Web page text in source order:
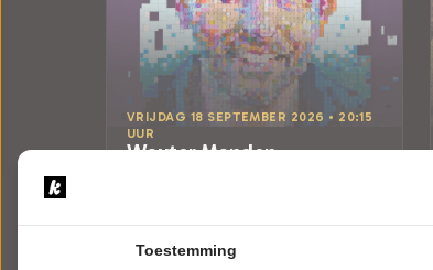
VRIJDAG 18 SEPTEMBER 2026 • 20:15
UUR
Wouter Monden
Toestemming